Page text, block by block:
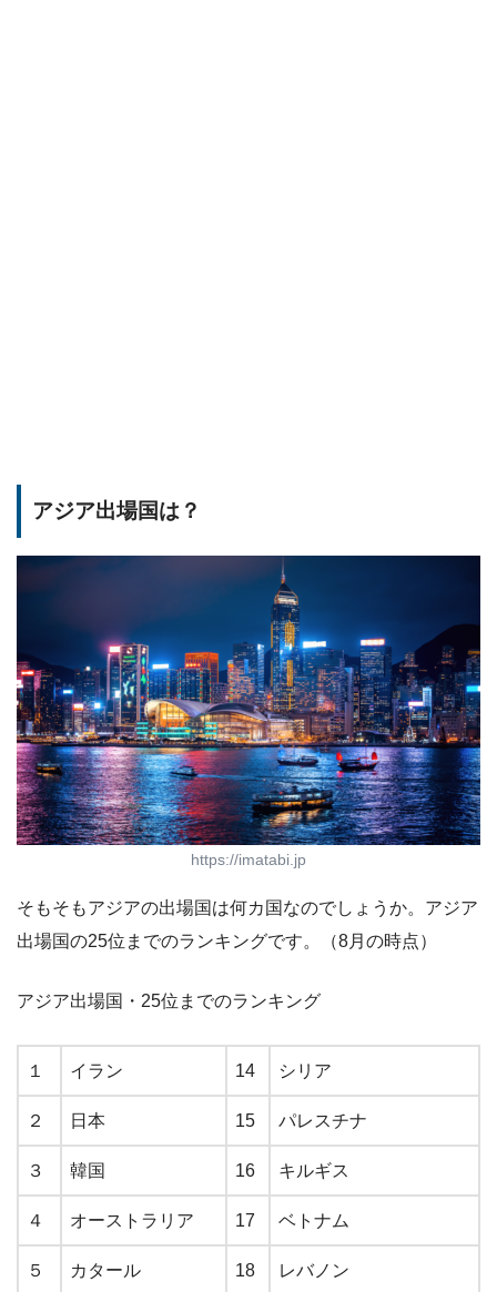
アジア出場国は？
https://imatabi.jp
そもそもアジアの出場国は何カ国なのでしょうか。アジア
出場国の25位までのランキングです。（8月の時点）
アジア出場国・25位までのランキング
１ イラン 14 シリア
２ 日本 15 パレスチナ
３ 韓国 16 キルギス
４ オーストラリア 17 ベトナム
５ カタール 18 レバノン